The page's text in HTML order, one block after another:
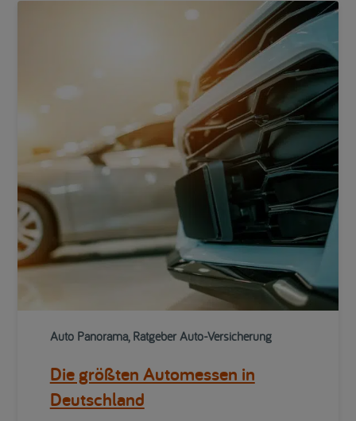
Auto Panorama, Ratgeber Auto-Versicherung
Die größten Automessen in
Deutschland